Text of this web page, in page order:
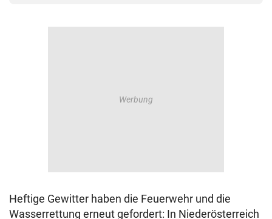
Heftige Gewitter haben die Feuerwehr und die
Wasserrettung erneut gefordert: In Niederösterreich